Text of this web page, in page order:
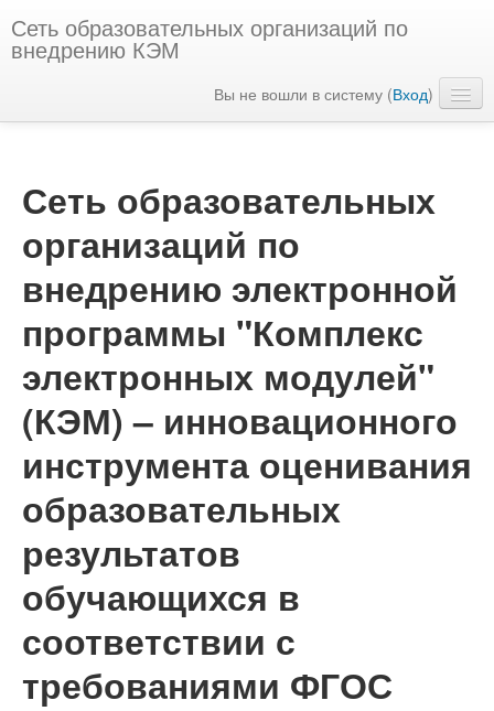
Сеть образовательных организаций по
внедрению КЭМ
Вы не вошли в систему (Вход)
Сеть образовательных
организаций по
внедрению электронной
программы "Комплекс
электронных модулей"
(КЭМ) – инновационного
инструмента оценивания
образовательных
результатов
обучающихся в
соответствии с
требованиями ФГОС